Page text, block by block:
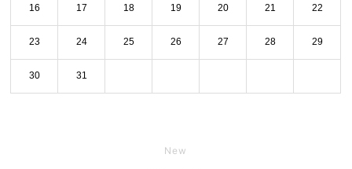
16 17 18 19 20 21 22
23 24 25 26 27 28 29
30 31
New